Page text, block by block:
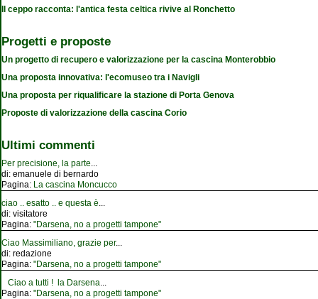
Il ceppo racconta: l'antica festa celtica rivive al Ronchetto
Progetti e proposte
Un progetto di recupero e valorizzazione per la cascina Monterobbio
Una proposta innovativa: l'ecomuseo tra i Navigli
Una proposta per riqualificare la stazione di Porta Genova
Proposte di valorizzazione della cascina Corio
Ultimi commenti
Per precisione, la parte
di: emanuele di bernardo
Pagina: La cascina Moncucco
ciao .. esatto .. e questa è
di: visitatore
Pagina: "Darsena, no a progetti tampone"
Ciao Massimiliano, grazie per...
di: redazione
Pagina: "Darsena, no a progetti tampone"
Ciao a tutti ! la Darsena
Pagina: "Darsena, no a progetti tampone"